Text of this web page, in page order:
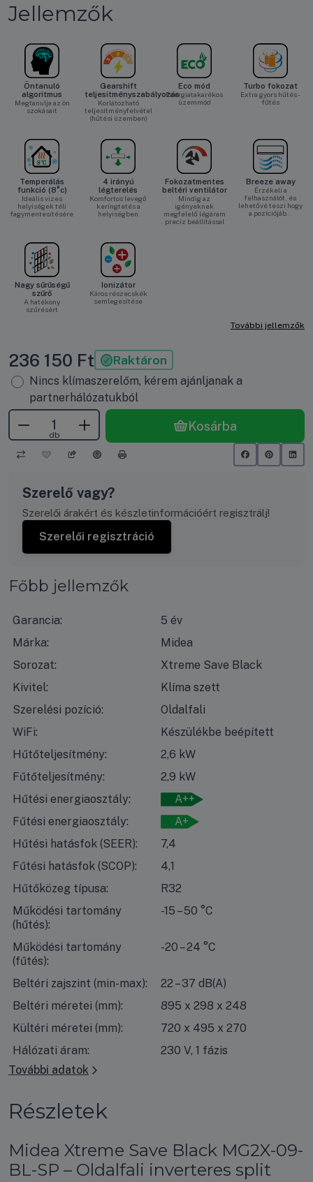
Jellemzők
Öntanuló
algoritmus
Megtanulja az ön
szokásait
Gearshift
teljesítményszabályozás
Korlátozható
teljesítményfelvétel
(hűtési üzemben)
Eco mód
Energiatakarékos
üzemmód
Turbo fokozat
Extra gyors hűtés -
fűtés
Temperálás
funkció (8°c)
Ideális vizes
helyiségek téli
fagymentesítésére
4 irányú
légterelés
Komfortos levegő
keringtetés a
helyiségben
Fokozatmentes
beltéri ventilátor
Mindig az
igényeknek
megfelelő légáram
precíz beállítással
Breeze away
Érzékeli a
felhasználót, és
lehetővé teszi hogy
a pozíciójáb…
Nagy sűrűségű
szűrő
A hatékony
szűrésért
Ionizátor
Káros részecskék
semlegesítése
További jellemzők
236 150 Ft Raktáron
Nincs klímaszerelőm, kérem ajánljanak a
partnerhálózatukból
db
Kosárba
Szerelő vagy?
Szerelői árakért és készletinformációért regisztrálj!
Szerelői regisztráció
Főbb jellemzők
Garancia:
5 év
Márka:
Midea
Sorozat:
Xtreme Save Black
Kivitel:
Klíma szett
Szerelési pozíció:
Oldalfali
WiFi:
Készülékbe beépített
Hűtőteljesítmény:
2,6 kW
Fűtőteljesítmény:
2,9 kW
Hűtési energiaosztály:
A++
Fűtési energiaosztály:
A+
Hűtési hatásfok (SEER):
7,4
Fűtési hatásfok (SCOP):
4,1
Hűtőközeg típusa:
R32
Működési tartomány
(hűtés):
-15 – 50 °C
Működési tartomány
(fűtés):
-20 – 24 °C
Beltéri zajszint (min-max):
22 – 37 dB(A)
Beltéri méretei (mm):
895 x 298 x 248
Kültéri méretei (mm):
720 x 495 x 270
Hálózati áram:
230 V, 1 fázis
További adatok
Részletek
Midea Xtreme Save Black MG2X-09-
BL-SP – Oldalfali inverteres split